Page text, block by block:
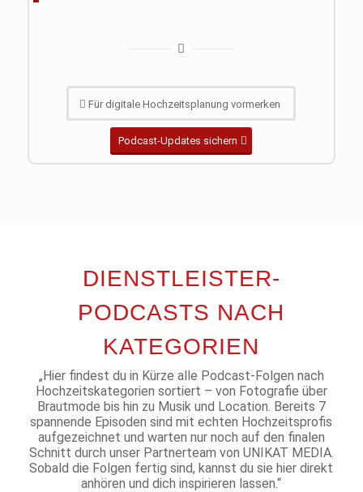
Für digitale Hochzeitsplanung vormerken
Podcast-Updates sichern
DIENSTLEISTER-
PODCASTS NACH
KATEGORIEN
„Hier findest du in Kürze alle Podcast-Folgen nach
Hochzeitskategorien sortiert – von Fotografie über
Brautmode bis hin zu Musik und Location. Bereits 7
spannende Episoden sind mit echten Hochzeitsprofis
aufgezeichnet und warten nur noch auf den finalen
Schnitt durch unser Partnerteam von UNIKAT MEDIA.
Sobald die Folgen fertig sind, kannst du sie hier direkt
anhören und dich inspirieren lassen.“